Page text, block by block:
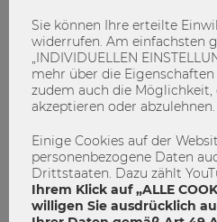
Wir verwenden Cookies, um
anbieten zu können. Wenn Sie
möchten, aktivieren Sie bitte
Einstellungen.
COOKIE EINSTELLUNGEN
Sie können Ihre erteilte
widerrufen. Am einfachsten
„INDIVIDUELLEN
mehr über die
zudem auch die Möglichkeit,
akzeptieren oder abzulehnen.
Einige Cookies auf der
personenbezogene Daten
Drittstaaten. Dazu zählt
Ihrem Klick auf „ALLE
willigen Sie ausdrücklich